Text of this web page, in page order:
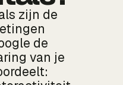
zijn de
de
van je